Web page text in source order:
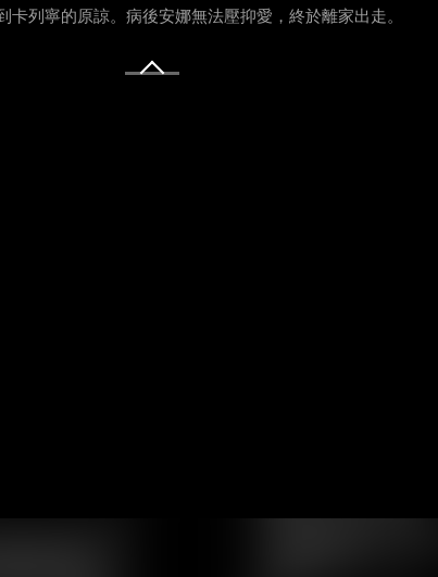
列寧的原諒。病後安娜無法壓抑愛，終於離家出走。